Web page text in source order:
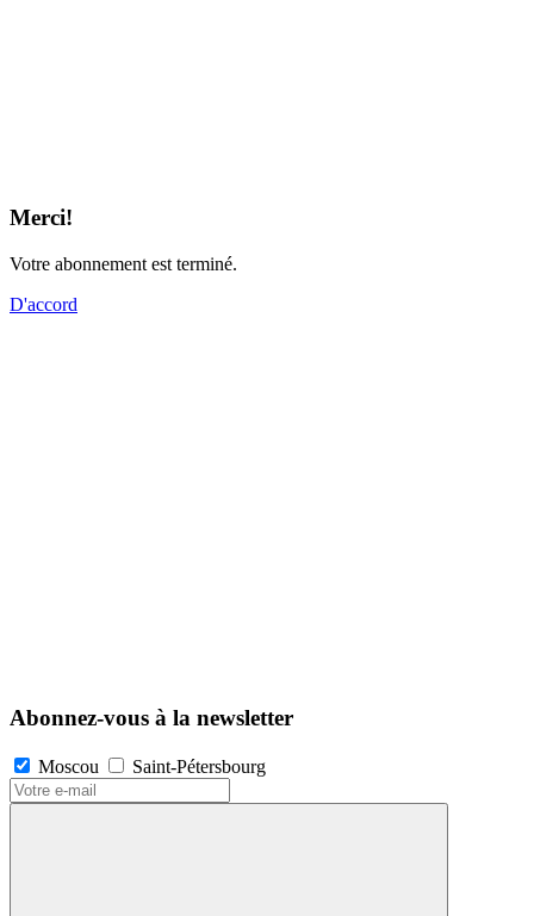
Merci!
Votre abonnement est terminé.
D'accord
Abonnez-vous à la newsletter
Moscou Saint-Pétersbourg